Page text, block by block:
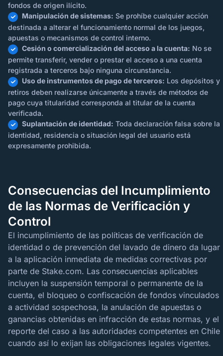
fondos de origen ilícito.
Manipulación de sistemas: Se prohíbe cualquier acción
destinada a alterar el funcionamiento normal de los juegos,
apuestas o mecanismos de control interno.
Cesión o comercialización del acceso a la cuenta: No se
permite transferir, vender o prestar el acceso a una cuenta
registrada a terceros bajo ninguna circunstancia.
Uso de instrumentos de pago de terceros: Los depósitos y
retiros deben realizarse únicamente a través de métodos de
pago cuya titularidad corresponda al titular de la cuenta
verificada.
Suplantación de identidad: Toda declaración falsa sobre la
identidad, residencia o situación legal del usuario está
expresamente prohibida.
Consecuencias del Incumplimiento
de las Normas de Verificación y
Control
El incumplimiento de las políticas de verificación de
identidad o de prevención del lavado de dinero da lugar
a la aplicación inmediata de medidas correctivas por
parte de Stake.com. Las consecuencias aplicables
incluyen la suspensión temporal o permanente de la
cuenta, el bloqueo o confiscación de fondos vinculados
a actividad sospechosa, la anulación de apuestas o
ganancias obtenidas en infracción de estas normas, y el
reporte del caso a las autoridades competentes en Chile
cuando así lo exijan las obligaciones legales vigentes.